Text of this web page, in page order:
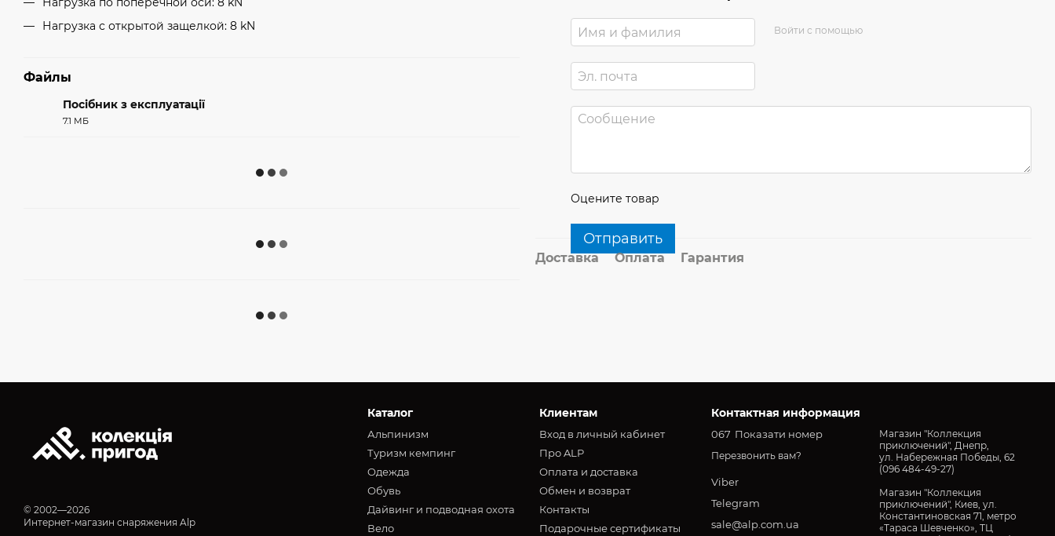
Нагрузка с открытой защелкой: 8 kN
Файлы
Посібник з експлуатації
7.1 МБ
Войти с помощью
Оцените товар
Отправить
Доставка Оплата Гарантия
© 2002—2026
Интернет-магазин снаряжения Alp
Каталог
Альпинизм
Туризм кемпинг
Oдежда
Обувь
Дайвинг и подводная охота
Вело
Клиентам
Вход в личный кабинет
Про ALP
Оплата и доставка
Обмен и возврат
Контакты
Подарочные сертификаты
Контактная информация
067 Показати номер
Перезвонить вам?
Viber
Telegram
sale@alp.com.ua
Магазин "Коллекция
приключений", Днепр,
ул. Набережная Победы, 62
(096 484-49-27)
Магазин "Коллекция
приключений", Киев, ул.
Константиновская 71, метро
«Тараса Шевченко», ТЦ